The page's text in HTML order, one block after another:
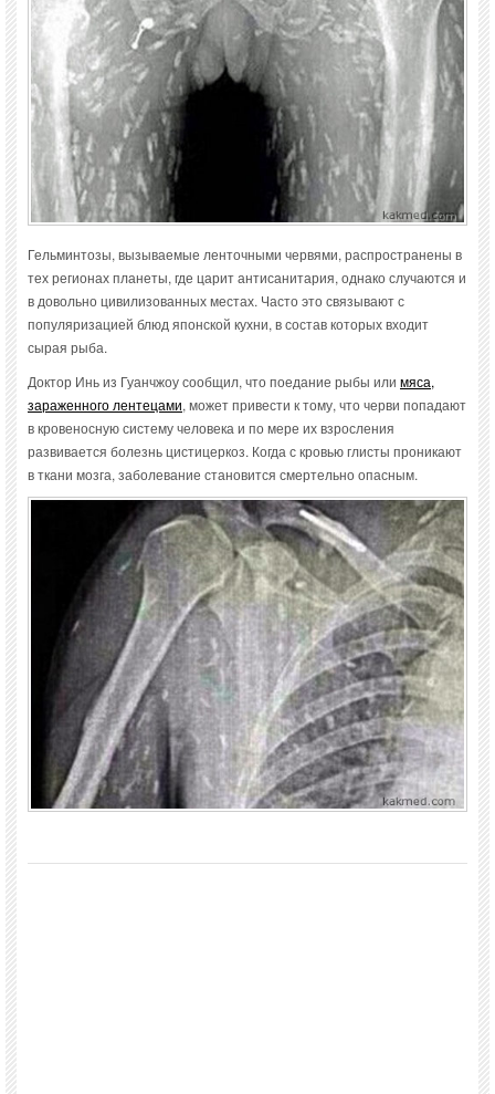
Гельминтозы, вызываемые ленточными червями, распространены в
тех регионах планеты, где царит антисанитария, однако случаются и
в довольно цивилизованных местах. Часто это связывают с
популяризацией блюд японской кухни, в состав которых входит
сырая рыба.
Доктор Инь из Гуанчжоу сообщил, что поедание рыбы или мяса,
зараженного лентецами, может привести к тому, что черви попадают
в кровеносную систему человека и по мере их взросления
развивается болезнь цистицеркоз. Когда с кровью глисты проникают
в ткани мозга, заболевание становится смертельно опасным.